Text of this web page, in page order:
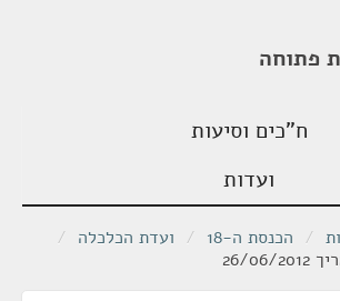
פתוחה
ח"כים וסיעות
ועדות
/ הכנסת ה-18 / ועדת הכלכלה /